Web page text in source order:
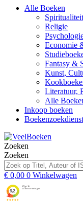
Alle Boeken
Religie
Economie
Fantasy &
Kunst,
Literatuur,
Alle
Inkoop boeken
Boekenzoekdienst
Zoeken
Zoeken
€ 0,00 0 Winkelwagen